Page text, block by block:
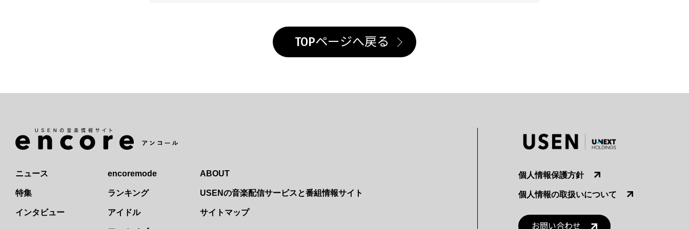
TOPページへ戻る
ニュース
特集
インタビュー
encoremode
ランキング
アイドル
ABOUT
USENの音楽配信サービスと番組情報サイト
サイトマップ
個人情報保護方針
個人情報の取扱いについて
お問い合わせ